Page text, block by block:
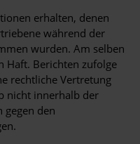
erhalten, denen
während der
wurden. Am selben
Haft. Berichten zufolge
rechtliche Vertretung
nicht innerhalb der
gegen den